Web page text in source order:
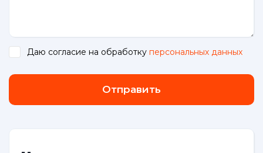
Даю согласие на обработку персональных данных
Отправить